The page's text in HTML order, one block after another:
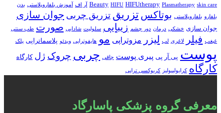
Beauty HIFU HIFUtherapy Plasmatherapy skin care آر اف آموزش بلفاروپلاستی بدن
بلفارو بلفاروپلاستی بوتاکس تزریق تزریق چربی جوان سازی
جوان سازی خشکی درمان دور چشم زیبایی سلولیت شادابی صورت طب سنتی
غبغب فیلر لاغری لب لیزر مزوتراپی مو هایفوتراپی ویدئو پلاسماتراپی پلک
پوست پی آر پی پیری پوست چاقی چربی چروک ژل کارگاه
کارگاه کرایولیپولیز کربوکسی تراپی
معرفی گروه پزشکی پاسارگاد